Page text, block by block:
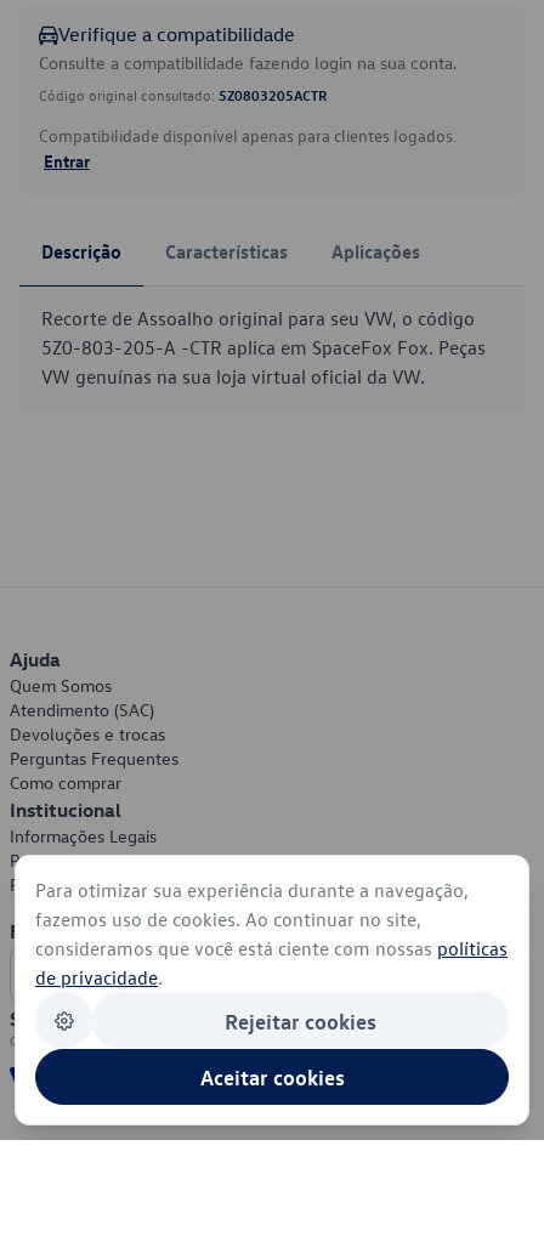
Verifique a compatibilidade
Consulte a compatibilidade fazendo login na sua conta.
Código original consultado: 5Z0803205ACTR
Compatibilidade disponível apenas para clientes logados.
Entrar
Descrição Características Aplicações
Recorte de Assoalho original para seu VW, o código
5Z0-803-205-A -CTR aplica em SpaceFox Fox. Peças
VW genuínas na sua loja virtual oficial da VW.
Ajuda
Quem Somos
Atendimento (SAC)
Devoluções e trocas
Perguntas Frequentes
Como comprar
Institucional
Informações Legais
Política de Privacidade
Política de Cookies
Formas de Pagamento
Segurança
Para otimizar sua experiência durante a navegação,
fazemos uso de cookies. Ao continuar no site,
consideramos que você está ciente com nossas políticas
de privacidade.
Rejeitar cookies
Aceitar cookies